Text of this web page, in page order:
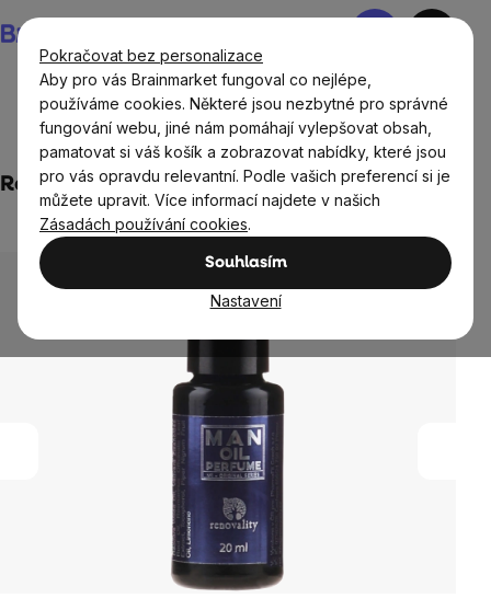
Pokračovat bez personalizace
Aby pro vás Brainmarket fungoval co nejlépe,
používáme cookies. Některé jsou nezbytné pro správné
fungování webu, jiné nám pomáhají vylepšovat obsah,
pamatovat si váš košík a zobrazovat nabídky, které jsou
pro vás opravdu relevantní. Podle vašich preferencí si je
můžete upravit. Více informací najdete v našich
Zásadách používání cookies.
Souhlasím
Nastavení
na
obsah
Nákupní
Přírodní kosmetika Pro muže
Renovality - Man Oil Parfume, 20ml
Průměrné
hodnocení
produktu
5
Neohodnoceno